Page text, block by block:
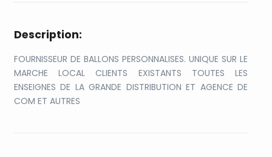
Description:
FOURNISSEUR DE BALLONS PERSONNALISES. UNIQUE SUR LE
MARCHE LOCAL CLIENTS EXISTANTS TOUTES LES
ENSEIGNES DE LA GRANDE DISTRIBUTION ET AGENCE DE
COM ET AUTRES